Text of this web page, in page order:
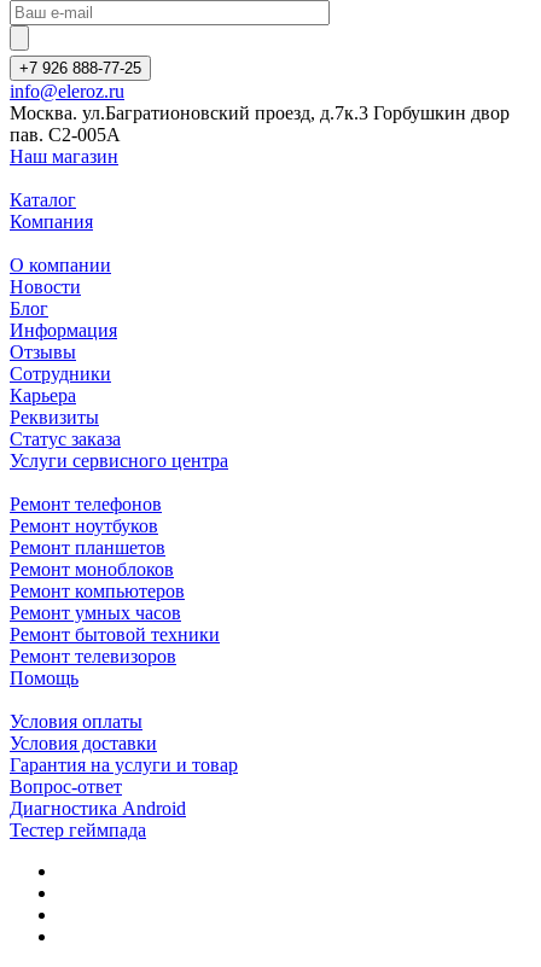
+7 926 888-77-25
info@eleroz.ru
Москва. ул.Багратионовский проезд, д.7к.3 Горбушкин двор
пав. C2-005A
Наш магазин
Каталог
Компания
О компании
Новости
Блог
Информация
Отзывы
Сотрудники
Карьера
Реквизиты
Статус заказа
Услуги сервисного центра
Ремонт телефонов
Ремонт ноутбуков
Ремонт планшетов
Ремонт моноблоков
Ремонт компьютеров
Ремонт умных часов
Ремонт бытовой техники
Ремонт телевизоров
Помощь
Условия оплаты
Условия доставки
Гарантия на услуги и товар
Вопрос-ответ
Диагностика Android
Тестер геймпада